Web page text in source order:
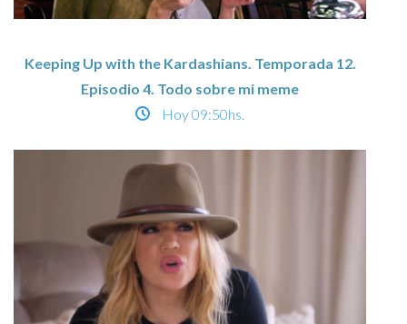
Keeping Up with the Kardashians. Temporada 12.
Episodio 4. Todo sobre mi meme
Hoy09:50hs.